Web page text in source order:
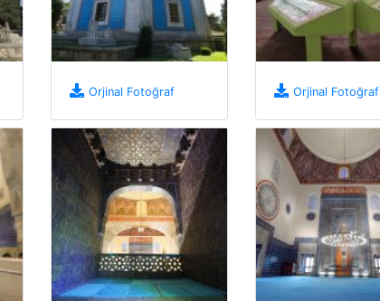
Orjinal Fotoğraf Orjinal Fotoğraf